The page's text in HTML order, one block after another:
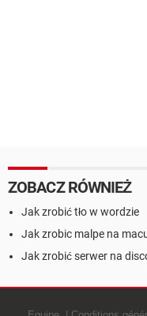
ZOBACZ RÓWNIEŻ
Jak zrobić tło w wordzie
Jak zrobic malpe na
Jak zrobić serwer na